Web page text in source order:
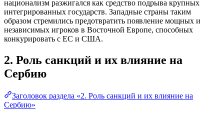
национализм разжигался как средство подрыва крупных
интегрированных государств. Западные страны таким
образом стремились предотвратить появление мощных и
независимых игроков в Восточной Европе, способных
конкурировать с ЕС и США.
2. Роль санкций и их влияние на
Сербию
Заголовок раздела «2. Роль санкций и их влияние на
Сербию»